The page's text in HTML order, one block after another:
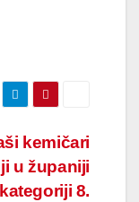
kemičari
u županiji
8.